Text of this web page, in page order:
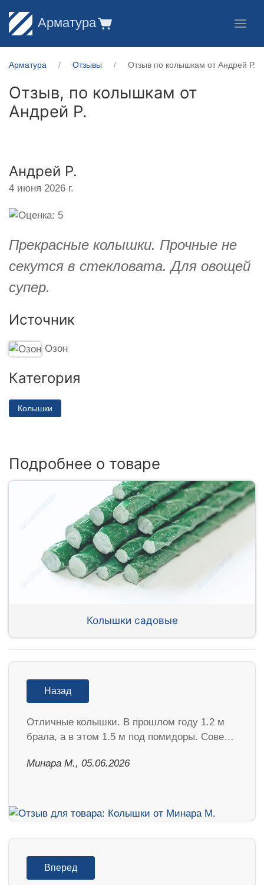
Арматура
Арматура Отзывы Отзыв по колышкам от Андрей Р.
Отзыв, по колышкам от
Андрей Р.
Андрей Р.
4 июня 2026 г.
Прекрасные колышки. Прочные не
секутся в стекловата. Для овощей
супер.
Источник
Озон
Категория
Колышки
Подробнее о товаре
Колышки садовые
Назад
Отличные колышки. В прошлом году 1.2 м
брала, а в этом 1.5 м под помидоры. Сове…
Минара М., 05.06.2026
Вперед